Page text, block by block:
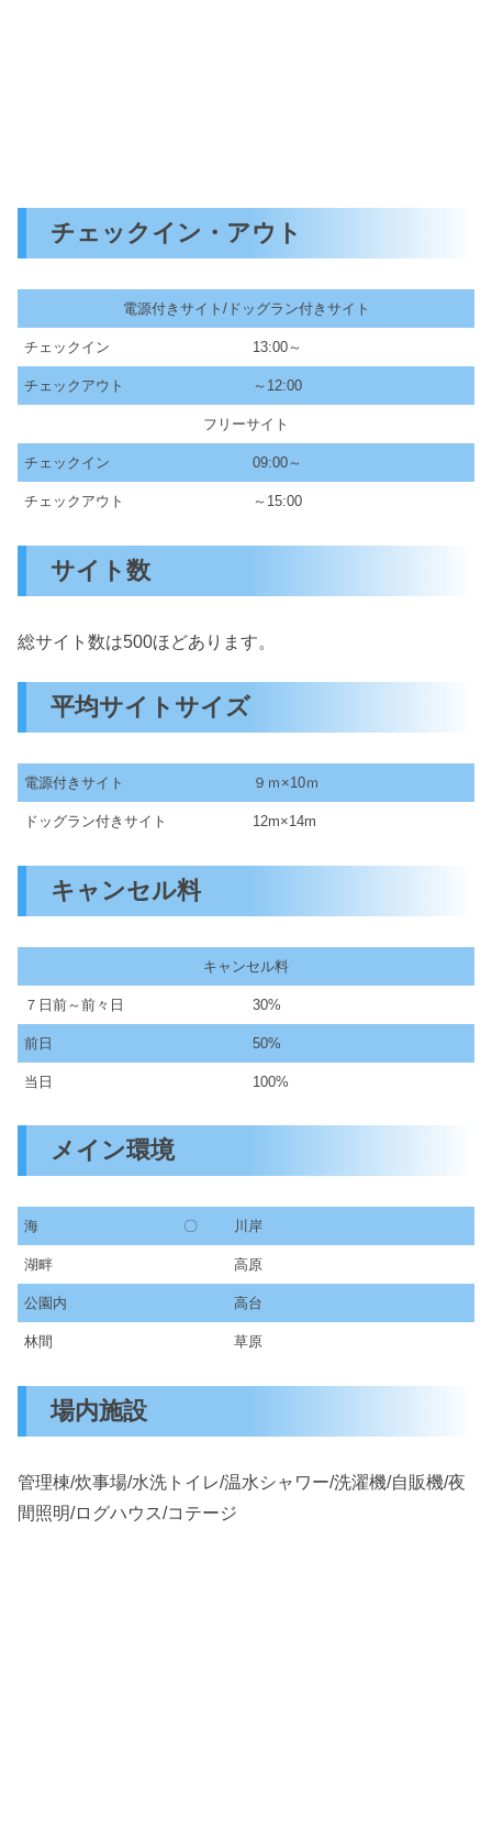
チェックイン・アウト
電源付きサイト/ドッグラン付きサイト
チェックイン 13:00～
チェックアウト ～12:00
フリーサイト
チェックイン 09:00～
チェックアウト ～15:00
サイト数
総サイト数は500ほどあります。
平均サイトサイズ
電源付きサイト ９ｍ×10ｍ
ドッグラン付きサイト 12m×14m
キャンセル料
キャンセル料
７日前～前々日 30%
前日 50%
当日 100%
メイン環境
海 〇 川岸
湖畔 高原
公園内 高台
林間 草原
場内施設
管理棟/炊事場/水洗トイレ/温水シャワー/洗濯機/自販機/夜
間照明/ログハウス/コテージ